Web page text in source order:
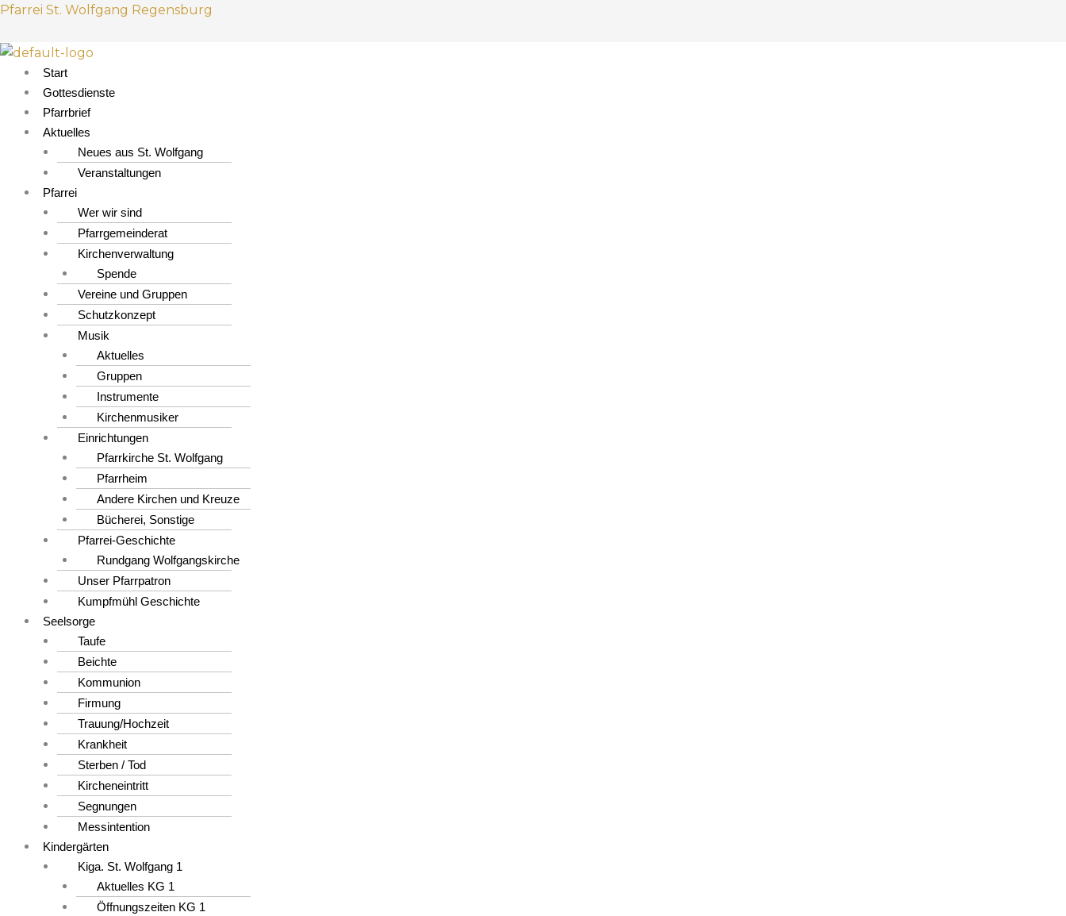
Z
m
Pfarrei St. Wolfgang Regensburg
M
n
Start
Gottesdienste
Pfarrbrief
Aktuelles
Neues aus St. Wolfgang
Veranstaltungen
Pfarrei
Wer wir sind
Pfarrgemeinderat
Kirchenverwaltung
Spende
Vereine und Gruppen
Schutzkonzept
Musik
Aktuelles
Gruppen
Instrumente
Kirchenmusiker
Einrichtungen
Pfarrkirche St. Wolfgang
Pfarrheim
Andere Kirchen und Kreuze
Bücherei, Sonstige
Pfarrei-Geschichte
Rundgang Wolfgangskirche
Unser Pfarrpatron
Kumpfmühl Geschichte
Seelsorge
Taufe
Beichte
Kommunion
Firmung
Trauung/Hochzeit
Krankheit
Sterben / Tod
Kircheneintritt
Segnungen
Messintention
Kindergärten
Kiga. St. Wolfgang 1
Aktuelles KG 1
Öffnungszeiten KG 1